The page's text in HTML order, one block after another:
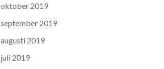
oktober 2019
september 2019
augusti 2019
juli 2019